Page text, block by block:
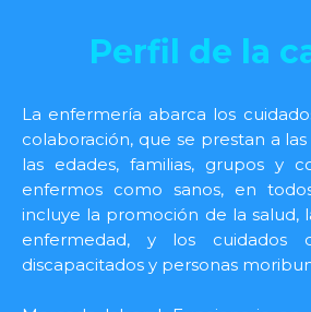
Perfil de la
La enfermería abarca los
colaboración, que se prestan a
las edades, familias, grupos y
enfermos como sanos, en
incluye la promoción de la salud,
enfermedad, y los cuidados
discapacitados y personas